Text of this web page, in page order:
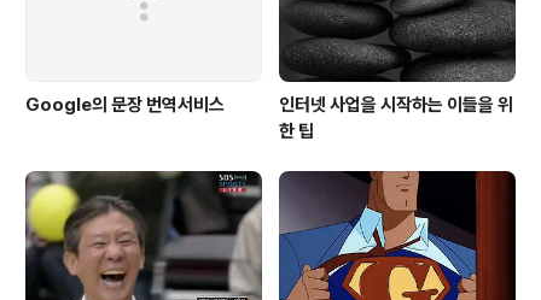
Google의 문장 번역서비스
인터넷 사업을 시작하는 이들을 위
한 팁